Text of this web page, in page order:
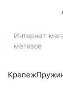
Интернет-
метизов
Крепеж